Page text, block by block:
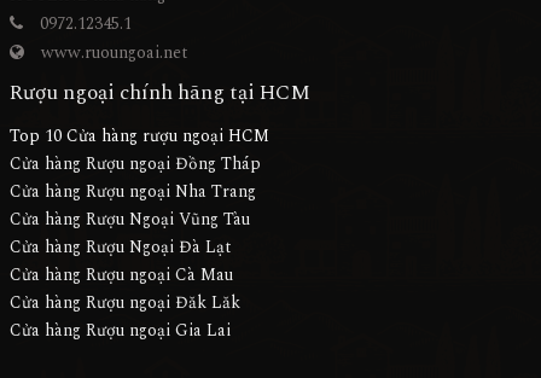
www.ruoungoai.net
Rượu ngoại chính hãng tại HCM
Top 10 Cửa hàng rượu ngoại HCM
Cửa hàng Rượu ngoại Đồng Tháp
Cửa hàng Rượu ngoại Nha Trang
Cửa hàng Rượu Ngoại Vũng Tàu
Cửa hàng Rượu Ngoại Đà Lạt
Cửa hàng Rượu ngoại Cà Mau
Cửa hàng Rượu ngoại Đăk Lăk
Cửa hàng Rượu ngoại Gia Lai